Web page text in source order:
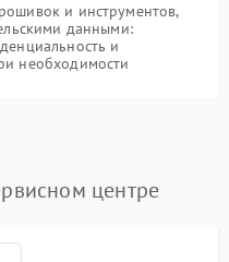
и инструментов,
данными:
и
необходимости
центре